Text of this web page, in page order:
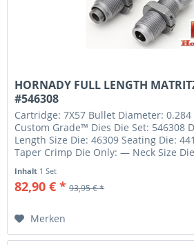
HORNADY FULL LENGTH
#546308
Cartridge: 7X57 Bullet Diameter:
Custom Grade™ Dies Die Set: 546308
Length Size Die: 46309 Seating Die:
Taper Crimp Die Only: — Neck Size
Inhalt 1 Set
82,90 € * 93,95 € *
Merken